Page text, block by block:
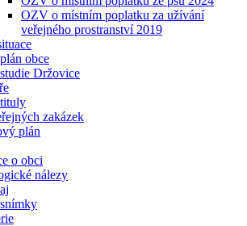
OZV o místním poplatku za užívání
veřejného prostranství 2019
obce
Držovice
zakázek
plán
o obci
nálezy